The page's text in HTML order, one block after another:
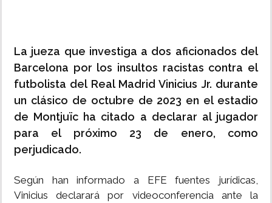
La jueza que investiga a dos aficionados del
Barcelona por los insultos racistas contra el
futbolista del Real Madrid Vinicius Jr. durante
un clásico de octubre de 2023 en el estadio
de Montjuïc ha citado a declarar al jugador
para el próximo 23 de enero, como
perjudicado.
Según han informado a EFE fuentes jurídicas,
Vinicius declarará por videoconferencia ante la